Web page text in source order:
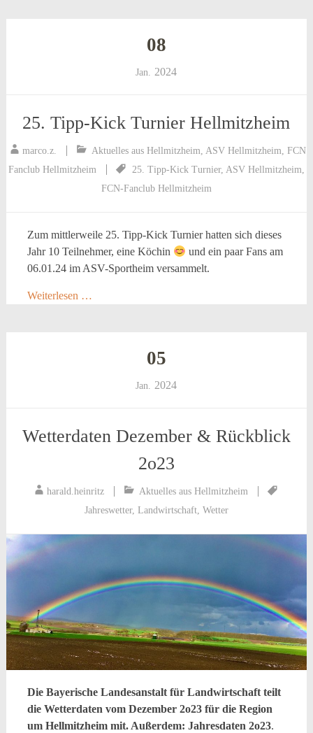
08
Jan. 2024
25. Tipp-Kick Turnier Hellmitzheim
marco.z. Aktuelles aus Hellmitzheim, ASV Hellmitzheim, FCN
Fanclub Hellmitzheim
25. Tipp-Kick Turnier, ASV Hellmitzheim,
FCN-Fanclub Hellmitzheim
Zum mittlerweile 25. Tipp-Kick Turnier hatten sich dieses
Jahr 10 Teilnehmer, eine Köchin
und ein paar Fans am
06.01.24 im ASV-Sportheim versammelt.
Weiterlesen …
05
Jan. 2024
Wetterdaten Dezember & Rückblick
2o23
harald.heinritz
Aktuelles aus Hellmitzheim
Jahreswetter, Landwirtschaft, Wetter
Die Bayerische Landesanstalt für Landwirtschaft teilt
die Wetterdaten vom Dezember 2o23 für die Region
um Hellmitzheim mit. Außerdem: Jahresdaten 2o23.